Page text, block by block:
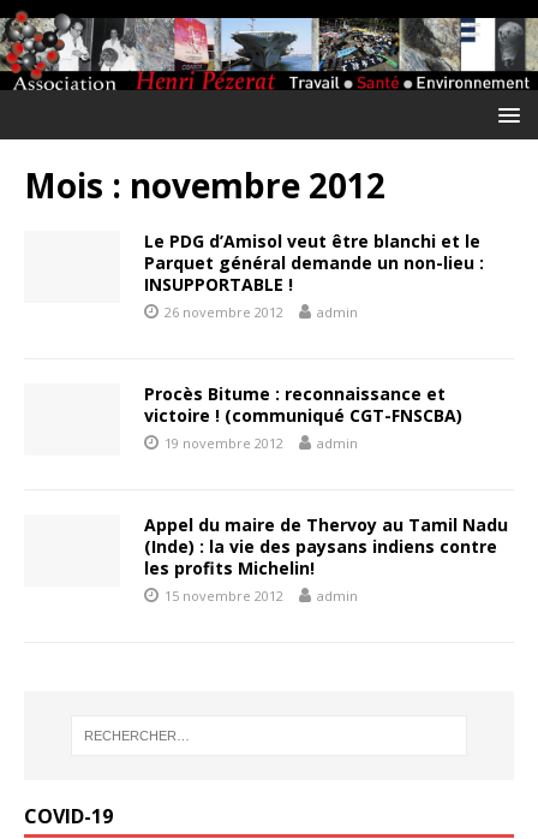
Mois : novembre 2012
Le PDG d’Amisol veut être blanchi et le
Parquet général demande un non-lieu :
INSUPPORTABLE !
26 novembre 2012 admin
Procès Bitume : reconnaissance et
victoire ! (communiqué CGT-FNSCBA)
19 novembre 2012 admin
Appel du maire de Thervoy au Tamil Nadu
(Inde) : la vie des paysans indiens contre
les profits Michelin!
15 novembre 2012 admin
COVID-19